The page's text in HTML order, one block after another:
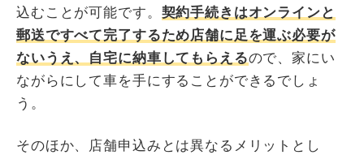
込むことが可能です。 契約手続きはオンラインと
郵送ですべて完了するため店舗に足を運ぶ必要が
ないうえ、自宅に納車してもらえるので、家にい
ながらにして車を手にすることができるでしょ
う。
そのほか、店舗申込みとは異なるメリットとし